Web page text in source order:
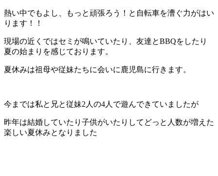
熱い中でもよし、もっと頑張ろう！と自転車を漕ぐ力がはい
ります！！
現場の近くではセミが鳴いていたり、友達とBBQをしたり
夏の始まりを感じております。
夏休みは祖母や従妹たちに会いに鹿児島に行きます。
今までは私と兄と従妹2人の4人で遊んできていましたが
昨年は結婚していたり子供がいたりしてどっと人数が増えた
楽しい夏休みとなりました